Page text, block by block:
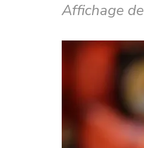
Affichage de